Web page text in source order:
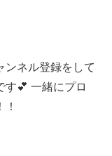
ンネル登録をして
す💕 一緒にプロ